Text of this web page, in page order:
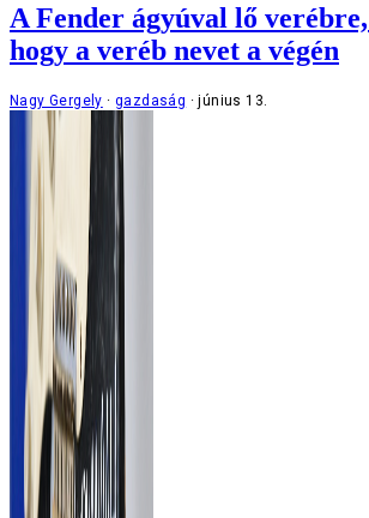
A Fender ágyúval lő
hogy a veréb nevet a végén
Nagy Gergely gazdaság június 13.